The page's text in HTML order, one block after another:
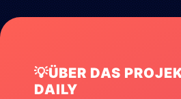
💡ÜBER DAS
DAILY